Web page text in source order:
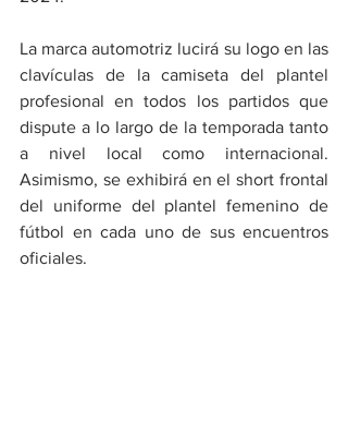
La marca automotriz lucirá su logo en las
clavículas de la camiseta del plantel
profesional en todos los partidos que
dispute a lo largo de la temporada tanto
a nivel local como internacional.
Asimismo, se exhibirá en el short frontal
del uniforme del plantel femenino de
fútbol en cada uno de sus encuentros
oficiales.